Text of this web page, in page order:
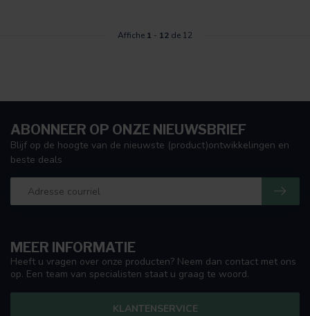
Affiche 1 - 12 de 12
MEER INFORMATIE
Heeft u vragen over onze producten? Neem dan contact met ons
op. Een team van specialisten staat u graag te woord.
KLANTENSERVICE
ABONNEER OP ONZE NIEUWSBRIEF
Blijf op de hoogte van de nieuwste (product)ontwikkelingen en
beste deals